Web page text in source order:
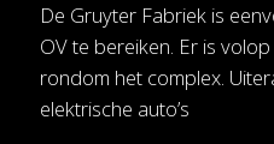
De Gruyter Fabriek is
OV te bereiken. Er is
rondom het complex.
elektrische auto’s